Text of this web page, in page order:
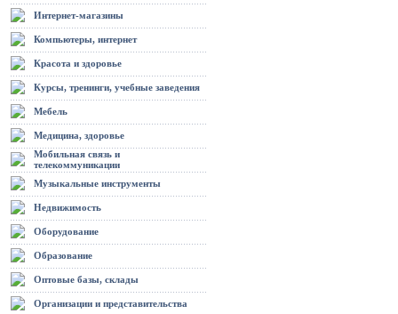
Интернет-магазины
Компьютеры, интернет
Красота и здоровье
Курсы, тренинги, учебные заведения
Мебель
Медицина, здоровье
Мобильная связь и
телекоммуникации
Музыкальные инструменты
Недвижимость
Оборудование
Образование
Оптовые базы, склады
Организации и представительства